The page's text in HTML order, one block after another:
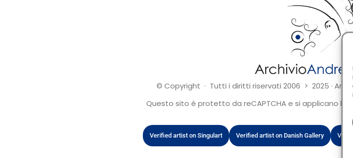
© Copyright · Tutti i diritti riservati 2006 > 2025 ·
Questo sito è protetto da reCAPTCHA e si applicano la
Verified artist on Singulart Verified artist on Danish Gallery